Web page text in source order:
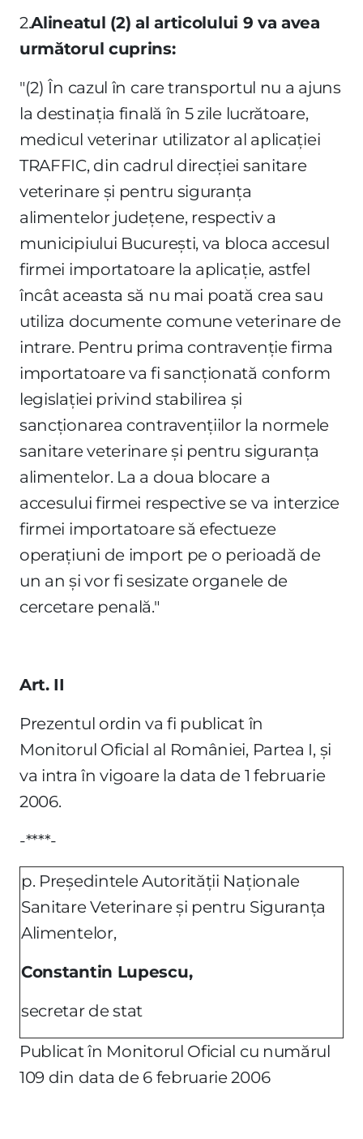
2.Alineatul (2) al articolului 9 va avea
următorul cuprins:
"(2) În cazul în care transportul nu a ajuns
la destinaţia finală în 5 zile lucrătoare,
medicul veterinar utilizator al aplicaţiei
TRAFFIC, din cadrul direcţiei sanitare
veterinare şi pentru siguranţa
alimentelor judeţene, respectiv a
municipiului Bucureşti, va bloca accesul
firmei importatoare la aplicaţie, astfel
încât aceasta să nu mai poată crea sau
utiliza documente comune veterinare de
intrare. Pentru prima contravenţie firma
importatoare va fi sancţionată conform
legislaţiei privind stabilirea şi
sancţionarea contravenţiilor la normele
sanitare veterinare şi pentru siguranţa
alimentelor. La a doua blocare a
accesului firmei respective se va interzice
firmei importatoare să efectueze
operaţiuni de import pe o perioadă de
un an şi vor fi sesizate organele de
cercetare penală."
Art. II
Prezentul ordin va fi publicat în
Monitorul Oficial al României, Partea I, şi
va intra în vigoare la data de 1 februarie
2006.
-****-
p. Preşedintele Autorităţii Naţionale
Sanitare Veterinare şi pentru Siguranţa
Alimentelor,
Constantin Lupescu,
secretar de stat
Publicat în Monitorul Oficial cu numărul
109 din data de 6 februarie 2006